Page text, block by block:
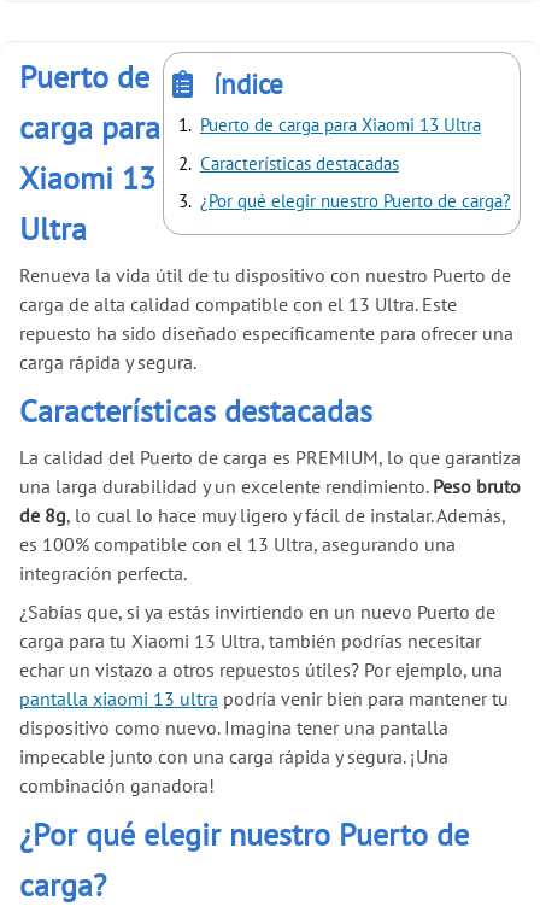
índice
Puerto de carga para Xiaomi 13 Ultra
Características destacadas
¿Por qué elegir nuestro Puerto de carga?
Puerto de
carga para
Xiaomi 13
Ultra
Renueva la vida útil de tu dispositivo con nuestro Puerto de
carga de alta calidad compatible con el 13 Ultra. Este
repuesto ha sido diseñado específicamente para ofrecer una
carga rápida y segura.
Características destacadas
La calidad del Puerto de carga es PREMIUM, lo que garantiza
una larga durabilidad y un excelente rendimiento. Peso bruto
de 8g, lo cual lo hace muy ligero y fácil de instalar. Además,
es 100% compatible con el 13 Ultra, asegurando una
integración perfecta.
¿Sabías que, si ya estás invirtiendo en un nuevo Puerto de
carga para tu Xiaomi 13 Ultra, también podrías necesitar
echar un vistazo a otros repuestos útiles? Por ejemplo, una
pantalla xiaomi 13 ultra podría venir bien para mantener tu
dispositivo como nuevo. Imagina tener una pantalla
impecable junto con una carga rápida y segura. ¡Una
combinación ganadora!
¿Por qué elegir nuestro Puerto de
carga?